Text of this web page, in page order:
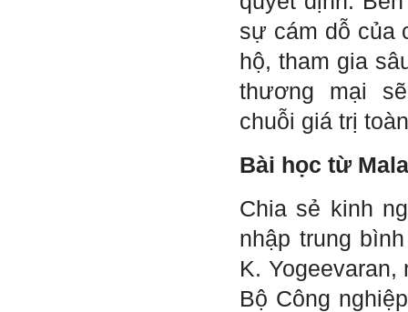
sự cám dỗ của
hộ, tham gia
thương mại
chuỗi giá trị
Bài học từ
Chia sẻ kinh
nhập trung
K.
Bộ Công